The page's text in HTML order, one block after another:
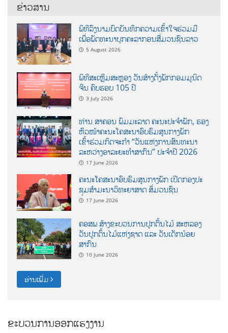
ຂ່າວສານ
ພິທີລົງນາມບົດບັນທຶກຄວາມເຂົ້າໃຈຮ່ວມມື
ເພື່ອພັດທະນາບຸກຄະລາກອນສື່ມວນຊົນລາວ
5 August 2026
ພິທີສະເຫຼີມສະຫຼອງ ວັນສ້າງຕັ້ງພັກກອມມູນິດ
ຈີນ ຄົບຮອບ 105 ປີ
3 July 2026
ທ່ານ ສາຄອນ ພົມມະລາດ ຄະນະປະຈໍາພັກ, ຮອງ
ຫົວໜ້າຄະນະໂຄສະນາອົບຮົມສູນກາງພັກ
ເຂົ້າຮ່ວມກິດຈະກຳ “ວັນແຫ່ງການສົນທະນາ
ລະຫວ່າງອາລະຍະທຳສາກົນ” ປະຈຳປີ 2026
17 June 2026
ຄະນະໂຄສະນາອົບຮົມສູນກາງພັກ ເປີດກອງປະ
ຊຸມສຳມະນາວິທະຍາສາດ ສຶ່ມວນຊົນ
17 June 2026
ຄອສພ ສ້າງຂະບວນການປູກຕົ້ນໄມ້ ສະຫລອງ
ວັນປູກຕົ້ນໄມ້ແຫ່ງຊາດ ແລະ ວັນເດັກນ້ອຍ
ສາກົນ
10 June 2026
ອ່ານເພີ່ມ
ຂະບວນການອອກແຮງງານ